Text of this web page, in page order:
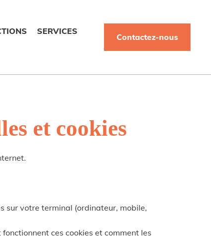
SERVICES
Contactez-nous
et cookies
sur votre terminal (ordinateur, mobile,
ces cookies et comment les